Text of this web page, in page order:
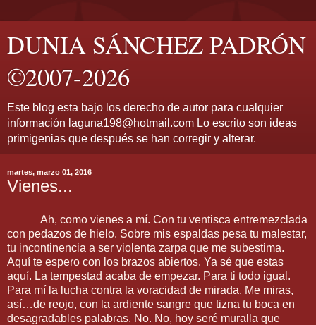
DUNIA SÁNCHEZ PADRÓN
©2007-2026
Este blog esta bajo los derecho de autor para cualquier
información laguna198@hotmail.com Lo escrito son ideas
primigenias que después se han corregir y alterar.
martes, marzo 01, 2016
Vienes...
Ah, como vienes a mí. Con tu ventisca entremezclada
con pedazos de hielo. Sobre mis espaldas pesa tu malestar,
tu incontinencia a ser violenta zarpa que me subestima.
Aquí te espero con los brazos abiertos. Ya sé que estas
aquí. La tempestad acaba de empezar. Para ti todo igual.
Para mí la lucha contra la voracidad de mirada. Me miras,
así…de reojo, con la ardiente sangre que tizna tu boca en
desagradables palabras. No. No, hoy seré muralla que